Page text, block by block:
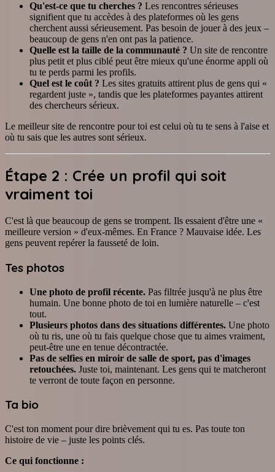
Qu'est-ce que tu cherches ? Les rencontres sérieuses
signifient que tu accèdes à des plateformes où les gens
cherchent aussi sérieusement. Pas besoin de jouer à des jeux –
beaucoup de gens n'en ont pas la patience.
Quelle est la taille de la communauté ? Un site de rencontre
plus petit et plus ciblé peut être mieux qu'une énorme appli où
tu te perds parmi les profils.
Quel est le coût ? Les sites gratuits attirent plus de gens qui «
regardent juste », tandis que les plateformes payantes attirent
des chercheurs sérieux.
Le meilleur site de rencontre pour toi est celui où tu te sens à l'aise et
où tu sais que les autres sont sérieux.
Étape 2 : Crée un profil qui soit
vraiment toi
C'est là que beaucoup de gens se trompent. Ils essaient d'être une «
meilleure version » d'eux-mêmes. En France ? Mauvaise idée. Les
gens peuvent repérer la fausseté de loin.
Tes photos
Une photo de profil récente. Pas filtrée jusqu'à ne plus être
humain. Une bonne photo de toi en lumière naturelle – c'est
tout.
Plusieurs photos dans des situations différentes. Une photo
où tu ris, une où tu fais quelque chose que tu aimes vraiment,
peut-être une en tenue décontractée.
Pas de selfies en miroir de salle de sport, pas d'images
retouchées. Juste toi, maintenant. Les gens qui te matcheront
te verront de toute façon en personne.
Ta bio
C'est ton moment pour dire brièvement qui tu es. Pas toute ton
histoire de vie – juste les points clés.
Ce qui fonctionne :